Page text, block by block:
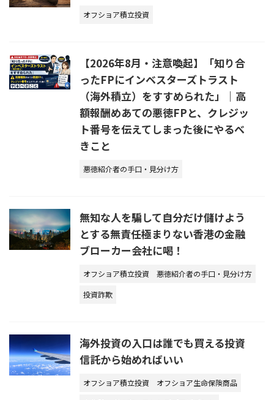
オフショア積立投資
【2026年8月・注意喚起】「知り合
ったFPにインベスターズトラスト
（海外積立）をすすめられた」｜高
額報酬めあての悪徳FPと、クレジッ
ト番号を伝えてしまった後にやるべ
きこと
悪徳紹介者の手口・見分け方
無知な人を騙して自分だけ儲けよう
とする無責任極まりない香港の金融
ブローカー会社に喝！
オフショア積立投資
悪徳紹介者の手口・見分け方
投資詐欺
海外投資の入口は誰でも買える投資
信託から始めればいい
オフショア積立投資
オフショア生命保険商品